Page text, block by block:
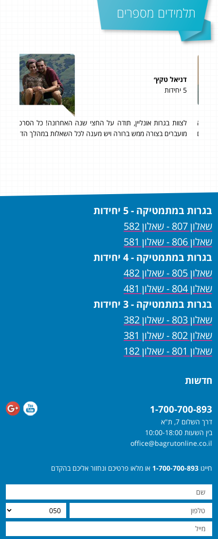
תלמידים מספרים
דניאל טקץ׳
לצוות בגרות אונליין, תודה על החצי שנה האחרונה! כל הסרטונים
מועברים בצורה ממש ברורה ויש מענה לכל השאלות במהלך הדרך!
בגרות במתמטיקה - 5 יחידות
שאלון 807 - שאלון 582
שאלון 806 - שאלון 581
בגרות במתמטיקה - 4 יחידות
שאלון 805 - שאלון 482
שאלון 804 - שאלון 481
בגרות במתמטיקה - 3 יחידות
שאלון 803 - שאלון 382
שאלון 802 - שאלון 381
שאלון 801 - שאלון 182
חדשות
1-700-700-893
דרך השלום 7, ת"א
בין השעות 10:00-18:00
office@bagrutonline.co.il
חייגו 1-700-700-893 או מלאו פרטיכם ונחזור אליכם בהקדם